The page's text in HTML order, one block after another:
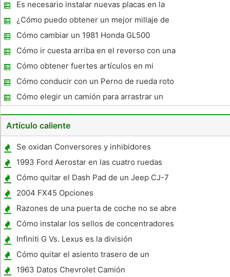
Es necesario instalar nuevas placas en la
parte trasera del coche donde los agujeros
son demasiado grandes
¿Cómo puedo obtener un mejor millaje de
un 6.0L Diesel Power Stroke?
Cómo cambiar un 1981 Honda GL500
Cómo ir cuesta arriba en el reverso con una
caja de cambios
Cómo obtener fuertes artículos en mi
camioneta?
Cómo conducir con un Perno de rueda roto
Cómo elegir un camión para arrastrar un
remolque de caballos
Artículo caliente
Se oxidan Conversores y inhibidores
funcionan realmente?
1993 Ford Aerostar en las cuatro ruedas
Especificaciones Drive
Cómo quitar el Dash Pad de un Jeep CJ-7
2004 FX45 Opciones
Razones de una puerta de coche no se abre
Cómo instalar los sellos de concentradores
en una Ford F350
Infiniti G Vs. Lexus es la división
Cómo quitar el asiento trasero de un
Mustang Cobra
1963 Datos Chevrolet Camión